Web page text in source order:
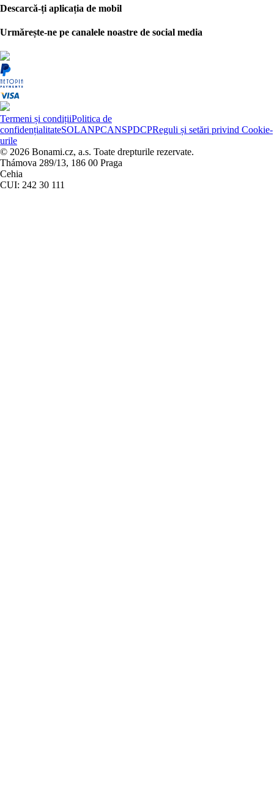
Descarcă-ți aplicația de mobil
Urmărește-ne pe canalele noastre de social media
Termeni și condițiiPolitica de
confidențialitateSOLANPCANSPDCPReguli și setări privind Cookie-
urile
© 2026 Bonami.cz, a.s. Toate drepturile rezervate.
Thámova 289/13, 186 00 Praga
Cehia
CUI: 242 30 111